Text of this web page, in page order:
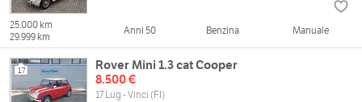
25.000 km
29.999 km
Anni 50 Benzina Manuale
17
Rover Mini 1.3 cat Cooper
8.500 €
17 Lug - Vinci (FI)